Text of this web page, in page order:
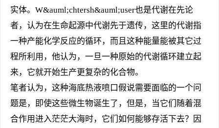
实体。W&auml;chtersh&auml;user也是代谢在先论
者，认为在生命起源中代谢先于遗传，这里的代谢指
一种产能化学反应的循环，而且这种能量能被其它过
程所利用，他认为，一旦一种原始的代谢循环建立起
来，它就开始生产更复杂的化合物。
笔者认为，这种海底热液喷口假说需要面临的一个问
题是，即使这些微生物诞生了，但是，当它们随着混
合作用进入茫茫大海时，它们如何能够存活下去？因